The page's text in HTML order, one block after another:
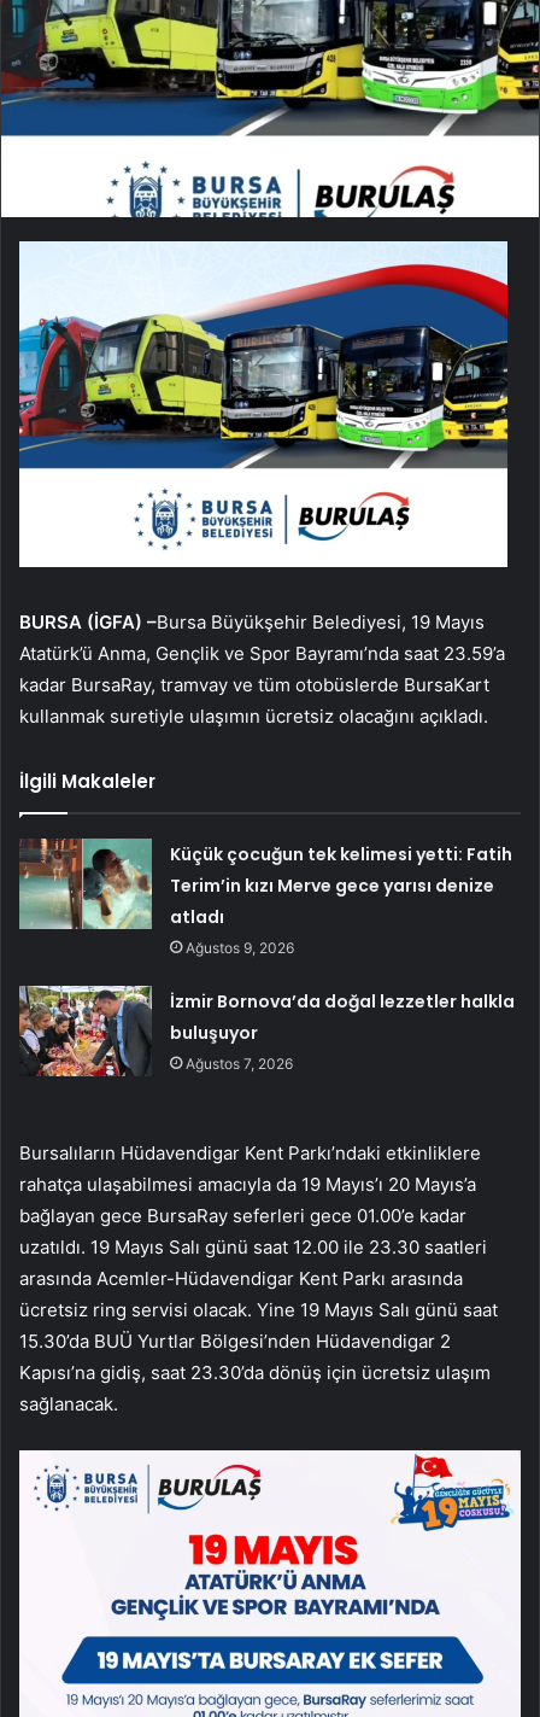
BURSA (İGFA) –Bursa Büyükşehir Belediyesi, 19 Mayıs
Atatürk’ü Anma, Gençlik ve Spor Bayramı’nda saat 23.59’a
kadar BursaRay, tramvay ve tüm otobüslerde BursaKart
kullanmak suretiyle ulaşımın ücretsiz olacağını açıkladı.
İlgili Makaleler
Küçük çocuğun tek kelimesi yetti: Fatih
Terim’in kızı Merve gece yarısı denize
atladı
Ağustos 9, 2026
İzmir Bornova’da doğal lezzetler halkla
buluşuyor
Ağustos 7, 2026
Bursalıların Hüdavendigar Kent Parkı’ndaki etkinliklere
rahatça ulaşabilmesi amacıyla da 19 Mayıs’ı 20 Mayıs’a
bağlayan gece BursaRay seferleri gece 01.00’e kadar
uzatıldı. 19 Mayıs Salı günü saat 12.00 ile 23.30 saatleri
arasında Acemler-Hüdavendigar Kent Parkı arasında
ücretsiz ring servisi olacak. Yine 19 Mayıs Salı günü saat
15.30’da BUÜ Yurtlar Bölgesi’nden Hüdavendigar 2
Kapısı’na gidiş, saat 23.30’da dönüş için ücretsiz ulaşım
sağlanacak.